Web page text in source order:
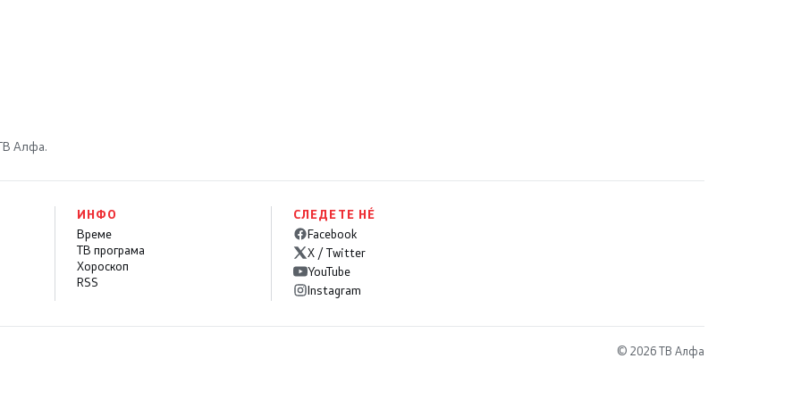
Алфа.
ИНФО
Време
ТВ програма
Хороскоп
RSS
СЛЕДЕТЕ НÉ
Facebook
X / Twitter
YouTube
Instagram
© 2026 ТВ Алфа